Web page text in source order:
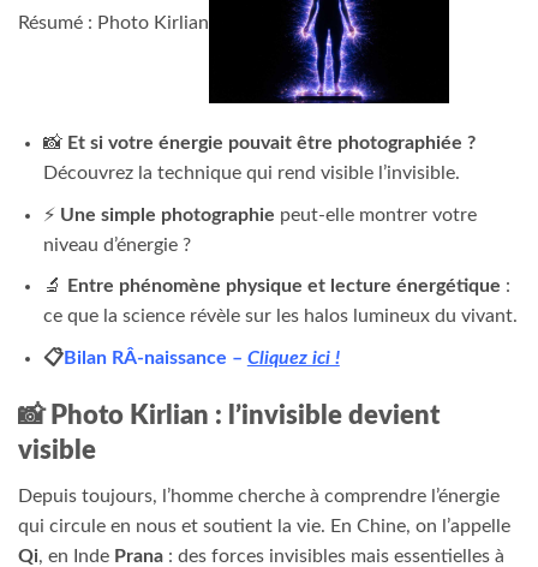
Résumé : Photo Kirlian
📸Et si votre énergie pouvait être photographiée ?
Découvrez la technique qui rend visible l’invisible.
⚡ Une simple photographie peut-elle montrer votre
niveau d’énergie ?
🔬 Entre phénomène physique et lecture énergétique :
ce que la science révèle sur les halos lumineux du vivant.
📋Bilan RÂ-naissance – Cliquez ici !
📸 Photo Kirlian : l’invisible devient
visible
Depuis toujours, l’homme cherche à comprendre l’énergie
qui circule en nous et soutient la vie. En Chine, on l’appelle
Qi, en Inde Prana : des forces invisibles mais essentielles à